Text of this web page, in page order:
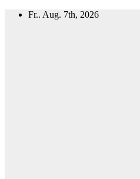
Zum
Fr.. Aug. 7th, 2026